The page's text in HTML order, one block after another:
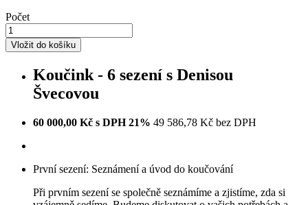
Počet
Vložit do košíku
Koučink - 6 sezení s Denisou
Švecovou
60 000,00 Kč s DPH 21% 49 586,78 Kč bez DPH
První sezení: Seznámení a úvod do koučování
Při prvním sezení se společně seznámíme a zjistíme, zda si